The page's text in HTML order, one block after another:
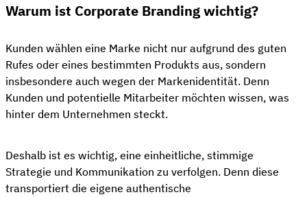
Warum ist Corporate Branding wichtig?
Kunden wählen eine Marke nicht nur aufgrund des guten
Rufes oder eines bestimmten Produkts aus, sondern
insbesondere auch wegen der Markenidentität. Denn
Kunden und potentielle Mitarbeiter möchten wissen, was
hinter dem Unternehmen steckt.
Deshalb ist es wichtig, eine einheitliche, stimmige
Strategie und Kommunikation zu verfolgen. Denn diese
transportiert die eigene authentische